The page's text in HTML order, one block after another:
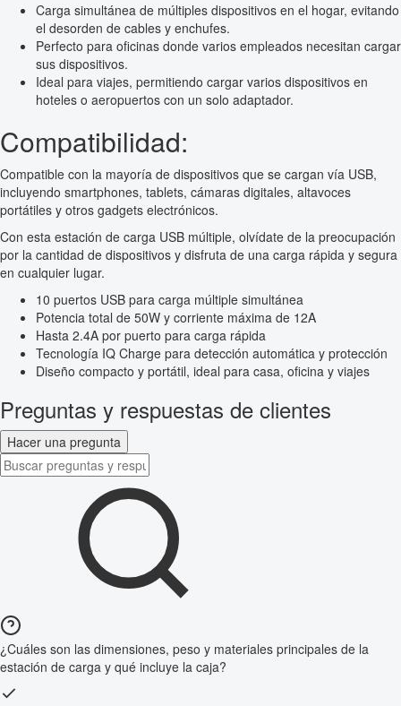
Carga simultánea de múltiples dispositivos en el hogar, evitando
el desorden de cables y enchufes.
Perfecto para oficinas donde varios empleados necesitan cargar
sus dispositivos.
Ideal para viajes, permitiendo cargar varios dispositivos en
hoteles o aeropuertos con un solo adaptador.
Compatibilidad:
Compatible con la mayoría de dispositivos que se cargan vía USB,
incluyendo smartphones, tablets, cámaras digitales, altavoces
portátiles y otros gadgets electrónicos.
Con esta estación de carga USB múltiple, olvídate de la preocupación
por la cantidad de dispositivos y disfruta de una carga rápida y segura
en cualquier lugar.
10 puertos USB para carga múltiple simultánea
Potencia total de 50W y corriente máxima de 12A
Hasta 2.4A por puerto para carga rápida
Tecnología IQ Charge para detección automática y protección
Diseño compacto y portátil, ideal para casa, oficina y viajes
Preguntas y respuestas de clientes
Hacer una pregunta
¿Cuáles son las dimensiones, peso y materiales principales de la
estación de carga y qué incluye la caja?